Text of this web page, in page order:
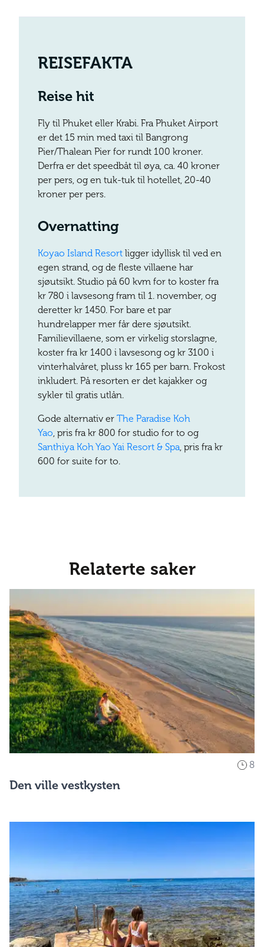
REISEFAKTA
Reise hit
Fly til Phuket eller Krabi. Fra Phuket Airport
er det 15 min med taxi til Bangrong
Pier/Thalean Pier for rundt 100 kroner.
Derfra er det speedbåt til øya, ca. 40 kroner
per pers, og en tuk-tuk til hotellet, 20-40
kroner per pers.
Overnatting
Koyao Island Resort ligger idyllisk til ved en
egen strand, og de fleste villaene har
sjøutsikt. Studio på 60 kvm for to koster fra
kr 780 i lavsesong fram til 1. november, og
deretter kr 1450. For bare et par
hundrelapper mer får dere sjøutsikt.
Familievillaene, som er virkelig storslagne,
koster fra kr 1400 i lavsesong og kr 3100 i
vinterhalvåret, pluss kr 165 per barn. Frokost
inkludert. På resorten er det kajakker og
sykler til gratis utlån.
Gode alternativ er The Paradise Koh
Yao, pris fra kr 800 for studio for to og
Santhiya Koh Yao Yai Resort & Spa, pris fra kr
600 for suite for to.
Relaterte saker
8
Den ville vestkysten